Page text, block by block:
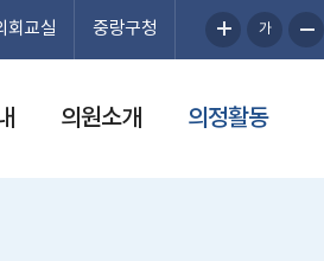
회교실 중랑구청 가
의원소개 의정활동